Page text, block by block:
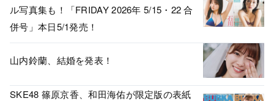
ル写真集も！「FRIDAY 2026年 5/15・22 合
併号」本日5/1発売！
山内鈴蘭、結婚を発表！
SKE48 篠原京香、和田海佑が限定版の表紙